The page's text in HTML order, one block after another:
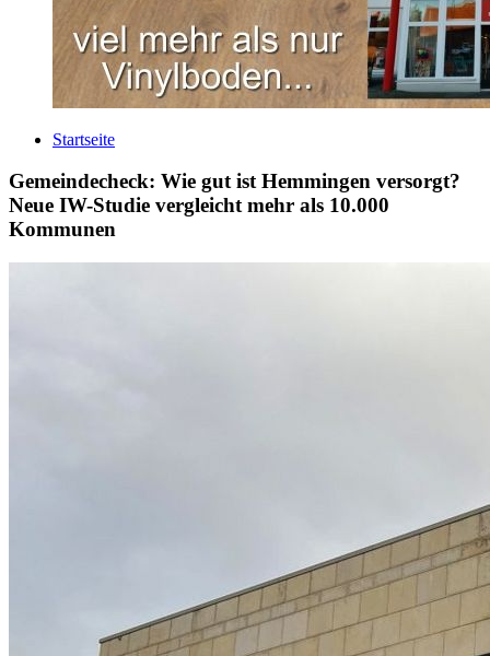
Startseite
Gemeindecheck: Wie gut ist Hemmingen versorgt?
Neue IW-Studie vergleicht mehr als 10.000
Kommunen